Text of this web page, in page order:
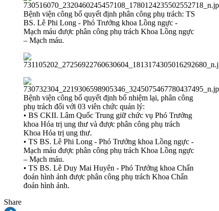
Bệnh viện công bố quyết định phân công phụ trách: TS
BS. Lê Phi Long - Phó Trưởng khoa Lồng ngực -
Mạch máu được phân công phụ trách Khoa Lồng ngực
– Mạch máu.
Bệnh viện công bố quyết định bổ nhiệm lại, phân công
phụ trách đối với 03 viên chức quản lý:
• BS CKII. Lâm Quốc Trung giữ chức vụ Phó Trưởng
khoa Hóa trị ung thư và được phân công phụ trách
Khoa Hóa trị ung thư.
• TS BS. Lê Phi Long - Phó Trưởng khoa Lồng ngực -
Mạch máu được phân công phụ trách Khoa Lồng ngực
– Mạch máu.
• TS BS. Lê Duy Mai Huyên - Phó Trưởng khoa Chẩn
đoán hình ảnh được phân công phụ trách Khoa Chẩn
đoán hình ảnh.
Share